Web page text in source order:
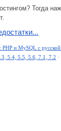
Тогда
PHP и MySQL с
5.4, 5.5, 5.6, 7.1, 7.2 ·